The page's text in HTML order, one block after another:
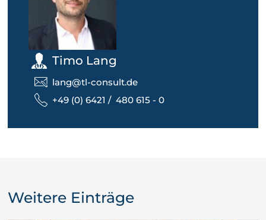
Timo Lang
lang@tl-consult.de
+49 (0) 6421 / 480 615 - 0
Weitere Einträge